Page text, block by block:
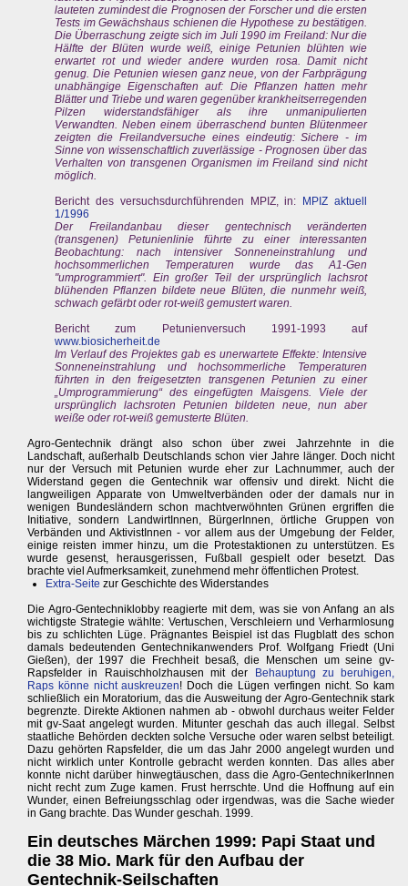
lauteten zumindest die Prognosen der Forscher und die ersten
Tests im Gewächshaus schienen die Hypothese zu bestätigen.
Die Überraschung zeigte sich im Juli 1990 im Freiland: Nur die
Hälfte der Blüten wurde weiß, einige Petunien blühten wie
erwartet rot und wieder andere wurden rosa. Damit nicht
genug. Die Petunien wiesen ganz neue, von der Farbprägung
unabhängige Eigenschaften auf: Die Pflanzen hatten mehr
Blätter und Triebe und waren gegenüber krankheitserregenden
Pilzen widerstandsfähiger als ihre unmanipulierten
Verwandten. Neben einem überraschend bunten Blütenmeer
zeigten die Freilandversuche eines eindeutig: Sichere - im
Sinne von wissenschaftlich zuverlässige - Prognosen über das
Verhalten von transgenen Organismen im Freiland sind nicht
möglich.
Bericht des versuchsdurchführenden MPIZ, in:
MPIZ aktuell
1/1996
Der Freilandanbau dieser gentechnisch veränderten
(transgenen) Petunienlinie führte zu einer interessanten
Beobachtung: nach intensiver Sonneneinstrahlung und
hochsommerlichen Temperaturen wurde das A1-Gen
"umprogrammiert". Ein großer Teil der ursprünglich lachsrot
blühenden Pflanzen bildete neue Blüten, die nunmehr weiß,
schwach gefärbt oder rot-weiß gemustert waren.
Bericht zum Petunienversuch 1991-1993 auf
www.biosicherheit.de
Im Verlauf des Projektes gab es unerwartete Effekte: Intensive
Sonneneinstrahlung und hochsommerliche Temperaturen
führten in den freigesetzten transgenen Petunien zu einer
„Umprogrammierung“ des eingefügten Maisgens. Viele der
ursprünglich lachsroten Petunien bildeten neue, nun aber
weiße oder rot-weiß gemusterte Blüten.
Agro-Gentechnik drängt also schon über zwei Jahrzehnte in die
Landschaft, außerhalb Deutschlands schon vier Jahre länger. Doch nicht
nur der Versuch mit Petunien wurde eher zur Lachnummer, auch der
Widerstand gegen die Gentechnik war offensiv und direkt. Nicht die
langweiligen Apparate von Umweltverbänden oder der damals nur in
wenigen Bundesländern schon machtverwöhnten Grünen ergriffen die
Initiative, sondern LandwirtInnen, BürgerInnen, örtliche Gruppen von
Verbänden und AktivistInnen - vor allem aus der Umgebung der Felder,
einige reisten immer hinzu, um die Protestaktionen zu unterstützen. Es
wurde gesenst, herausgerissen, Fußball gespielt oder besetzt. Das
brachte viel Aufmerksamkeit, zunehmend mehr öffentlichen Protest.
Extra-Seite zur Geschichte des Widerstandes
Die Agro-Gentechniklobby reagierte mit dem, was sie von Anfang an als
wichtigste Strategie wählte: Vertuschen, Verschleiern und Verharmlosung
bis zu schlichten Lüge. Prägnantes Beispiel ist das Flugblatt des schon
damals bedeutenden Gentechnikanwenders Prof. Wolfgang Friedt (Uni
Gießen), der 1997 die Frechheit besaß, die Menschen um seine gv-
Rapsfelder in Rauischholzhausen mit der
Behauptung zu beruhigen,
Raps könne nicht auskreuzen! Doch die Lügen verfingen nicht. So kam
schließlich ein Moratorium, das die Ausweitung der Agro-Gentechnik stark
begrenzte. Direkte Aktionen nahmen ab - obwohl durchaus weiter Felder
mit gv-Saat angelegt wurden. Mitunter geschah das auch illegal. Selbst
staatliche Behörden deckten solche Versuche oder waren selbst beteiligt.
Dazu gehörten Rapsfelder, die um das Jahr 2000 angelegt wurden und
nicht wirklich unter Kontrolle gebracht werden konnten. Das alles aber
konnte nicht darüber hinwegtäuschen, dass die Agro-GentechnikerInnen
nicht recht zum Zuge kamen. Frust herrschte. Und die Hoffnung auf ein
Wunder, einen Befreiungsschlag oder irgendwas, was die Sache wieder
in Gang brachte. Das Wunder geschah. 1999.
Ein deutsches Märchen 1999: Papi Staat und
die 38 Mio. Mark für den Aufbau der
Gentechnik-Seilschaften